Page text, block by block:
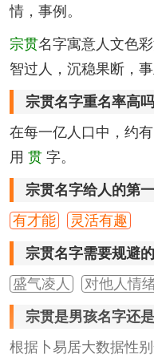
情，事例。
宗贯名字寓意人文色
智过人，沉稳果断，
宗贯名字重名率高
在每一亿人口中，约
用 贯 字。
宗贯名字给人的第
有才能
灵活有趣
宗贯名字需要规避
盛气凌人
对他人情
宗贯是男孩名字还
根据卜易居大数据性